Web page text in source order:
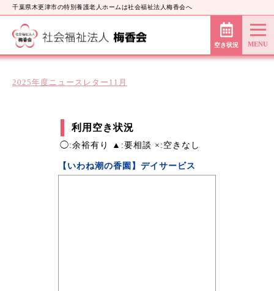
千葉県木更津市の特別養護老人ホームは社会福祉法人梅香会へ
空き状況
利用空き状況
◯:余裕有り ▲:要相談 ×:空きなし
【いわね潮の香園】デイサービス
2025年度ニュースレター11月